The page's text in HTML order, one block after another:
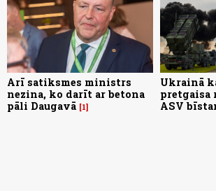
Arī satiksmes ministrs
nezina, ko darīt ar betona
pāli Daugavā 1
Ukrainā
pretgaisa
ASV